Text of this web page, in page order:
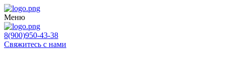
Меню
8(900)950-43-38
Свяжитесь с нами